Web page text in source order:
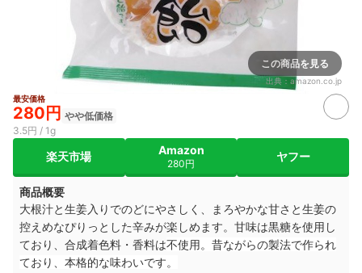
この商品を見る
出典： amazon.co.jp
最安価格
280円 やや低価格
3.5円 / 1g
楽天市場 Amazon
280円
ヤフー
商品概要
大根汁と生姜入りでのどにやさしく、まろやかな甘さと生姜の
控えめなぴりっとした辛みが楽しめます。甘味は黒糖を使用し
ており、合成着色料・香料は不使用。昔ながらの製法で作られ
ており、本格的な味わいです。